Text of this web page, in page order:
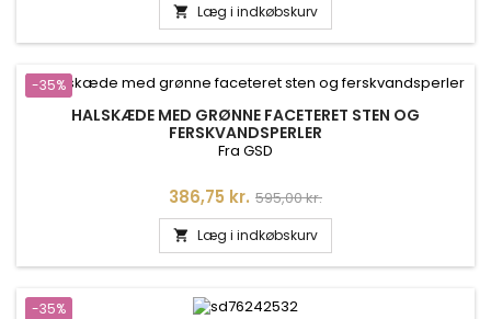
 Læg i indkøbskurv
-35%
HALSKÆDE MED GRØNNE FACETERET STEN OG
FERSKVANDSPERLER
Fra GSD
Pris
386,75 kr. Normalpris
595,00 kr.
 Læg i indkøbskurv
-35%